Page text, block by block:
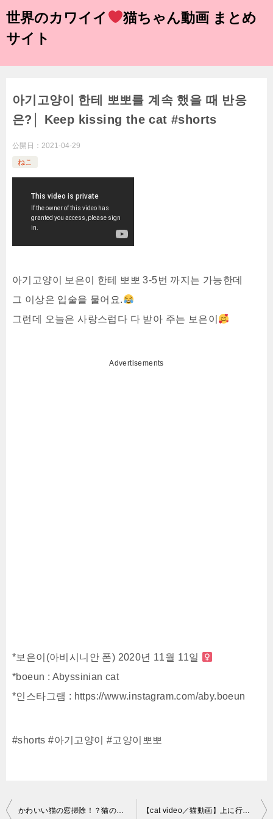
世界のカワイイ
猫ちゃん動画 まとめ
サイト
아기고양이 한테 뽀뽀를 계속 했을 때 반응
은?│ Keep kissing the cat #shorts
公開日： 2021-04-29
ねこ
아기고양이 보은이 한테 뽀뽀 3-5번 까지는 가능한데
그 이상은 입술을 물어요.
그런데 오늘은 사랑스럽다 다 받아 주는 보은이
Advertisements
*보은이(아비시니안 폰) 2020년 11월 11일
*boeun : Abyssinian cat
*인스타그램 : https://www.instagram.com/aby.boeun
#shorts #아기고양이 #고양이뽀뽀
投
かわいい猫の窓掃除！？猫のいる日常。Cat is cleaning the window. Every day I live with a cat. 【cat video／猫動画】上に行く？下に行く？ Go up or down? （風太／ミヌエット） #116